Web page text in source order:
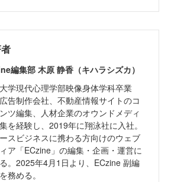
編集部 木原 静香（キハラシズカ）
学現代心理学部映像身体学科卒業
告制作会社、不動産情報サイトのコ
ツ編集、人材企業のオウンドメディ
を経験し、2019年に翔泳社に入社。
スビジネスに携わる方向けのウェブ
ア「ECzine」の編集・企画・運営に
。2025年4月1日より、ECzine 副編
務める。